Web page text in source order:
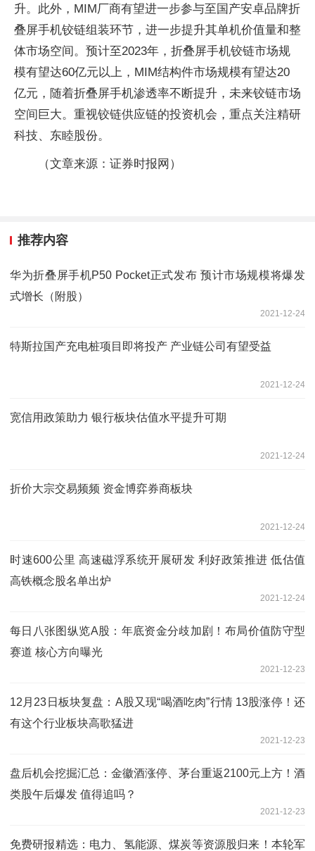
升。此外，MIM厂商有望进一步参与至国产安卓品牌折
叠屏手机铰链组装环节，进一步提升其单机价值量和整
体市场空间。预计至2023年，折叠屏手机铰链市场规
模有望达60亿元以上，MIM结构件市场规模有望达20
亿元，随着折叠屏手机渗透率不断提升，未来铰链市场
空间巨大。重视铰链供应链的投资机会，重点关注精研
科技、东睦股份。
（文章来源：证券时报网）
推荐内容
华为折叠屏手机P50 Pocket正式发布 预计市场规模将爆发
式增长（附股）
2021-12-24
特斯拉国产充电桩项目即将投产 产业链公司有望受益
2021-12-24
宽信用政策助力 银行板块估值水平提升可期
2021-12-24
折价大宗交易频频 资金博弈券商板块
2021-12-24
时速600公里 高速磁浮系统开展研发 利好政策推进 低估值
高铁概念股名单出炉
2021-12-24
每日八张图纵览A股：年底资金分歧加剧！布局价值防守型
赛道 核心方向曝光
2021-12-23
12月23日板块复盘：A股又现“喝酒吃肉”行情 13股涨停！还
有这个行业板块高歌猛进
2021-12-23
盘后机会挖掘汇总：金徽酒涨停、茅台重返2100元上方！酒
类股午后爆发 值得追吗？
2021-12-23
免费研报精选：电力、氢能源、煤炭等资源股归来！本轮军